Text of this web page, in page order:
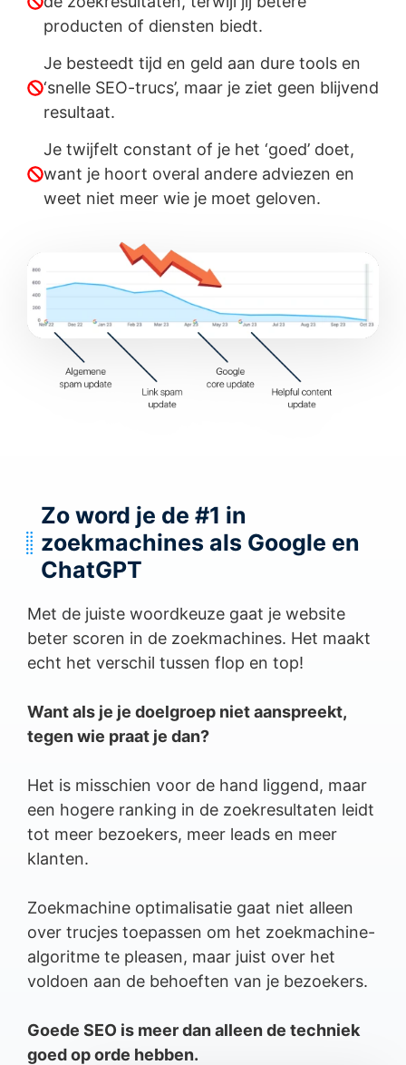
producten of diensten biedt.
Je besteedt tijd en geld aan dure tools en
‘snelle SEO-trucs’, maar je ziet geen blijvend
resultaat.
Je twijfelt constant of je het ‘goed’ doet,
want je hoort overal andere adviezen en
weet niet meer wie je moet geloven.
Zo word je de #1 in
zoekmachines als Google en
ChatGPT
Met de juiste woordkeuze gaat je website
beter scoren in de zoekmachines. Het maakt
echt het verschil tussen flop en top!
Want als je je doelgroep niet aanspreekt,
tegen wie praat je dan?
Het is misschien voor de hand liggend, maar
een hogere ranking in de zoekresultaten leidt
tot meer bezoekers, meer leads en meer
klanten.
Zoekmachine optimalisatie gaat niet alleen
over trucjes toepassen om het zoekmachine-
algoritme te pleasen, maar juist over het
voldoen aan de behoeften van je bezoekers.
Goede SEO is meer dan alleen de techniek
goed op orde hebben.